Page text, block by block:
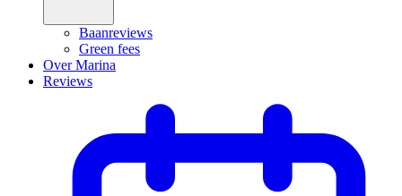
Baanreviews
Green fees
Over Marina
Reviews